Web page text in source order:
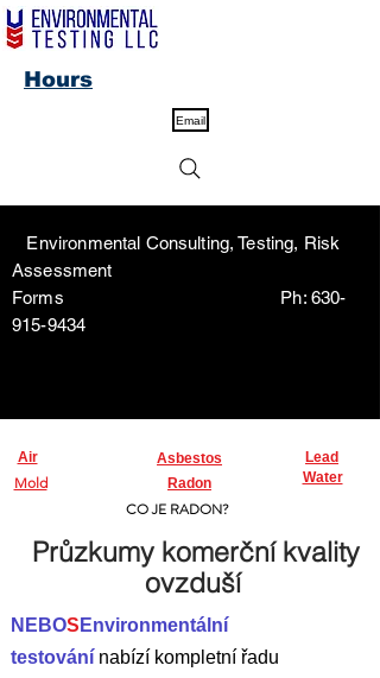
Email
Environmental Consulting, Testing, Risk
Assessment
Forms Ph: 630-
915-9434
Hours
Air Asbestos Lead
Mold Radon Water
CO JE RADON?
Průzkumy komerční kvality
ovzduší
NEBOS Environmentální
testování nabízí kompletní řadu